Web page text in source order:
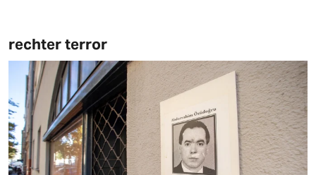
rechter terror